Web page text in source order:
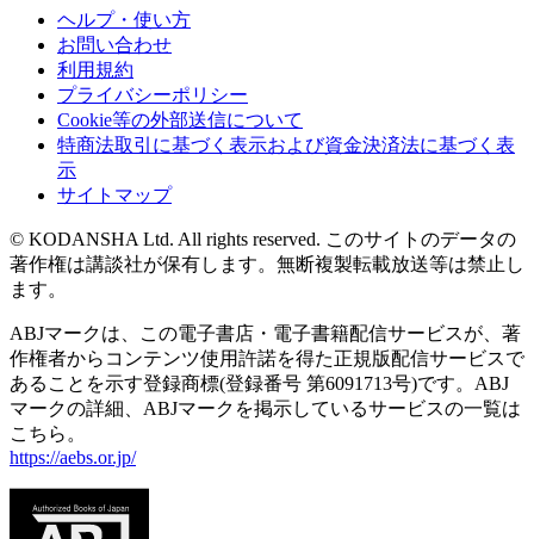
ヘルプ・使い方
お問い合わせ
利用規約
プライバシーポリシー
Cookie等の外部送信について
特商法取引に基づく表示および資金決済法に基づく表
示
サイトマップ
© KODANSHA Ltd. All rights reserved. このサイトのデータの
著作権は講談社が保有します。無断複製転載放送等は禁止し
ます。
ABJマークは、この電子書店・電子書籍配信サービスが、著
作権者からコンテンツ使用許諾を得た正規版配信サービスで
あることを示す登録商標(登録番号 第6091713号)です。ABJ
マークの詳細、ABJマークを掲示しているサービスの一覧は
こちら。
https://aebs.or.jp/